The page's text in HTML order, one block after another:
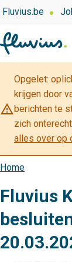
Overslaan
en
naar
de
inhoud
gaan
Top
navigation
Over
Fluvius.be
warning_amber
Opgelet:
krijgen door
berichten te
zich
alles over op
Kruimelpad
Home
Fluvius